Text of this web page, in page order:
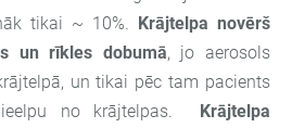
tikai ~ 10%. Krājtelpa novērš
un rīkles dobumā, jo aerosols
un tikai pēc tam pacients
no krājtelpas. Krājtelpa